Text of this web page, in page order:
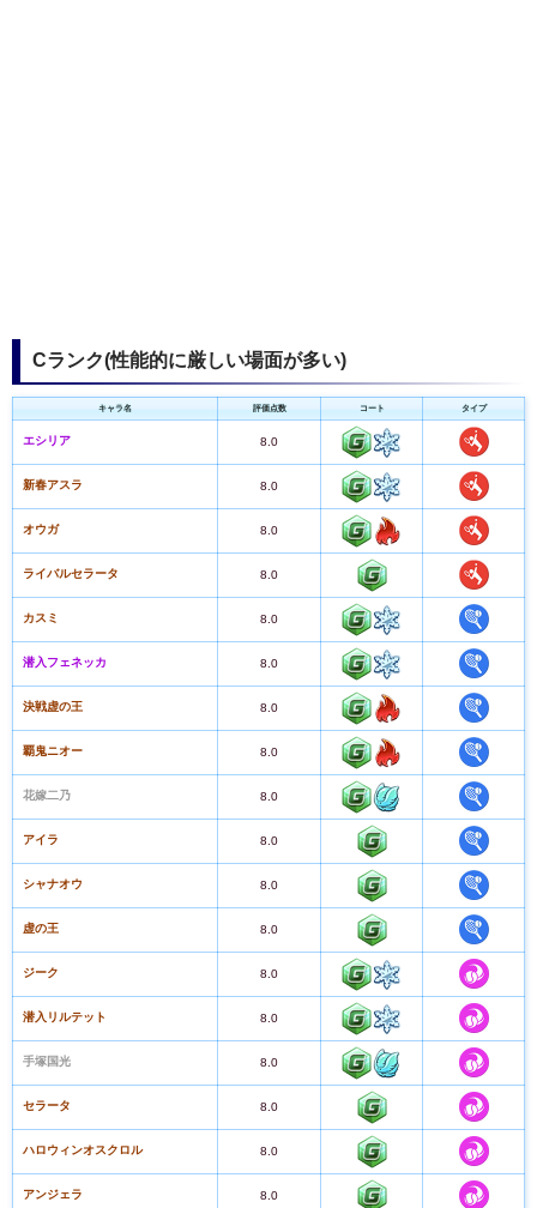
Cランク(性能的に厳しい場面が多い)
キャラ名 評価点数 コート タイプ
エシリア 8.0
新春アスラ 8.0
オウガ 8.0
ライバルセラータ 8.0
カスミ 8.0
潜入フェネッカ 8.0
決戦虚の王 8.0
覇鬼ニオー 8.0
花嫁二乃 8.0
アイラ 8.0
シャナオウ 8.0
虚の王 8.0
ジーク 8.0
潜入リルテット 8.0
手塚国光 8.0
セラータ 8.0
ハロウィンオスクロル 8.0
アンジェラ 8.0